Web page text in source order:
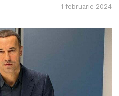
1 februarie 2024